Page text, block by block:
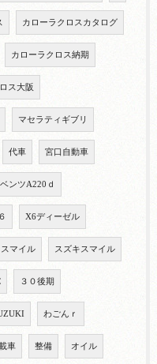
カローラクロスカタログ
カローラクロス納期
ス大阪
マセラティギブリ
代車 宮口自動車
ベンツA220ｄ
X6ディーゼル
スマイル スズキスマイル
３０後期
わごんｒ
車 整備 オイル